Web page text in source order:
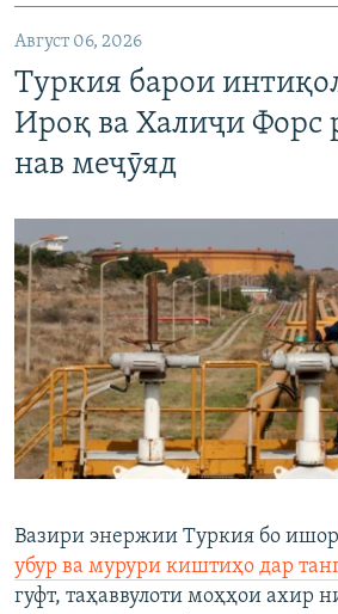
Август 06, 2026
Туркия барои
Ироқ ва Халиҷи Форс
нав меҷӯяд
Вазири энержии Туркия бо
убур ва мурури киштиҳо дар
гуфт, таҳаввулоти моҳҳои ахир